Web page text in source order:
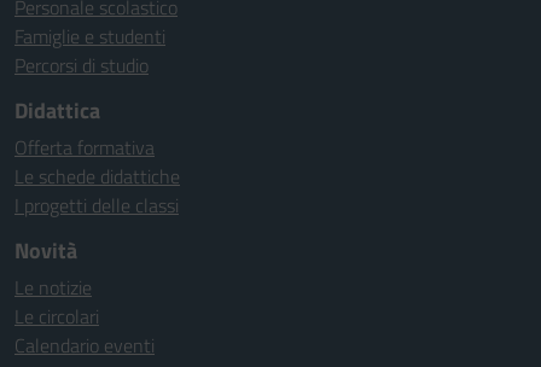
Personale scolastico
Famiglie e studenti
Percorsi di studio
Didattica
Offerta formativa
Le schede didattiche
I progetti delle classi
Novità
Le notizie
Le circolari
Calendario eventi